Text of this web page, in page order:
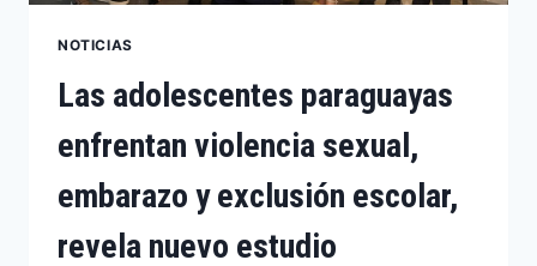
NOTICIAS
Las adolescentes paraguayas
enfrentan violencia sexual,
embarazo y exclusión escolar,
revela nuevo estudio